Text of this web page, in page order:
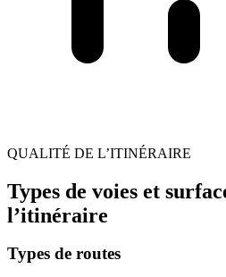
QUALITÉ DE L’ITINÉRAIRE
Types de voies et
l’itinéraire
Types de routes